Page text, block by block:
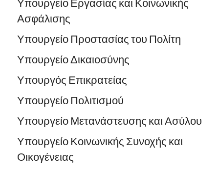
Υπουργείο Εργασίας και Κοινωνικής
Ασφάλισης
Υπουργείο Προστασίας του Πολίτη
Υπουργείο Δικαιοσύνης
Υπουργός Επικρατείας
Υπουργείο Πολιτισμού
Υπουργείο Μετανάστευσης και Ασύλου
Υπουργείο Κοινωνικής Συνοχής και
Οικογένειας